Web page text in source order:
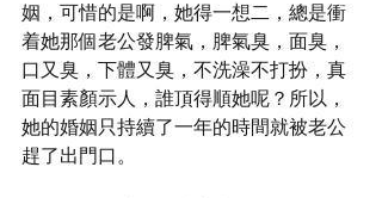
姻，可惜的是啊，她得一想二，總是衝
着她那個老公發脾氣，脾氣臭，面臭，
口又臭，下體又臭，不洗澡不打扮，真
面目素顏示人，誰頂得順她呢？所以，
她的婚姻只持續了一年的時間就被老公
趕了出門口。